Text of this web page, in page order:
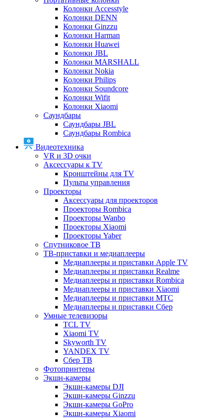
Колонки Accesstyle
Колонки DENN
Колонки Ginzzu
Колонки Harman
Колонки Huawei
Колонки JBL
Колонки MARSHALL
Колонки Nokia
Колонки Philips
Колонки Soundcore
Колонки Wifit
Колонки Xiaomi
Саундбары
Саундбары JBL
Саундбары Rombica
Видеотехника
VR и 3D очки
Аксессуары к TV
Кронштейны для TV
Пульты управления
Проекторы
Аксессуары для проекторов
Проекторы Rombica
Проекторы Wanbo
Проекторы Xiaomi
Проекторы Yaber
Спутниковое ТВ
ТВ-приставки и медиаплееры
Медиаплееры и приставки Apple TV
Медиаплееры и приставки Realme
Медиаплееры и приставки Rombica
Медиаплееры и приставки Xiaomi
Медиаплееры и приставки МТС
Медиаплееры и приставки Сбер
Умные телевизоры
TCL TV
Xiaomi TV
Skyworth TV
YANDEX TV
Сбер ТВ
Фотопринтеры
Экшн-камеры
Экшн-камеры DJI
Экшн-камеры Ginzzu
Экшн-камеры GoPro
Экшн-камеры Xiaomi